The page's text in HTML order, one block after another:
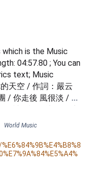
which is the Music
04:57.80 ; You can
text; Music
天空 / 作詞：嚴云
/ 你走後 風很淡 / 天
神 / 記得就像是 山
慣身邊 一直都有你的
傾斜的軸轉動 / 1 / 誰
刻下 的溫暖 /...
World Music